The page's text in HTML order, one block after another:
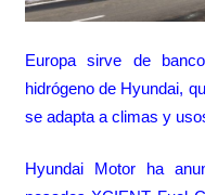
Europa sirve de
hidrógeno de Hyundai,
se adapta a climas y
Hyundai Motor ha